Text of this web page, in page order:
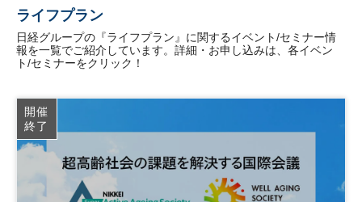
ライフプラン
日経グループの『ライフプラン』に関するイベント/セミナー情
報を一覧でご紹介しています。詳細・お申し込みは、各イベン
ト/セミナーをクリック！
開催
終了